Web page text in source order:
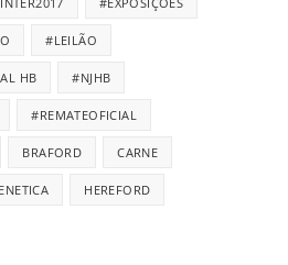
#LEILÃO
HB #NJHB
#REMATEOFICIAL
BRAFORD CARNE
HEREFORD